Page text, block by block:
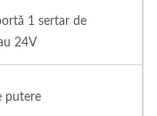
1 sertar de
24V
putere